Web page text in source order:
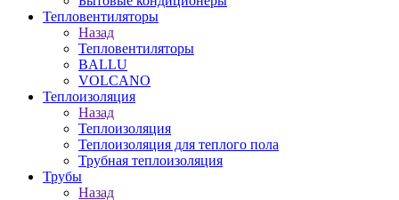
Тепловентиляторы
Назад
Тепловентиляторы
BALLU
VOLCANO
Теплоизоляция
Назад
Теплоизоляция
Теплоизоляция для теплого пола
Трубная теплоизоляция
Трубы
Назад